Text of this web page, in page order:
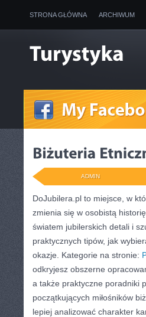
STRONA GŁÓWNA ARCHIWUM
ADMIN
DoJubilera.pl to miejsce, w
zmienia się w osobistą
światem jubilerskich detali i
praktycznych tipów, jak
okazje. Kategorie na stronie:
odkryjesz obszerne
a także praktyczne poradniki
początkujących miłośników
lepiej analizować charakter